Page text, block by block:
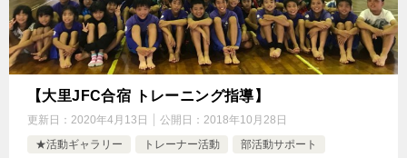
【大里JFC合宿 トレーニング指導】
更新日： 2020年4月13日 公開日： 2018年10月28日
★活動ギャラリー
トレーナー活動 部活動サポート